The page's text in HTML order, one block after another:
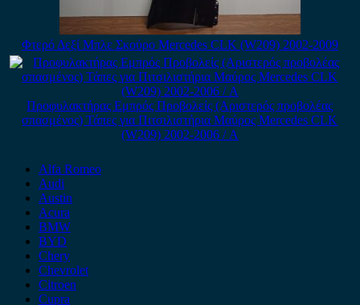
Φτερό Δεξί Μπλε Σκούρο Mercedes CLK (W209) 2002-2009
Προφυλακτήρας Εμπρός Προβολείς (Αριστερός προβολέας
σπασμένος) Τάπες για Πιτσιλιστήρια Μαύρος Mercedes CLK
(W209) 2002-2006 / Α
Alfa Romeo
Audi
Austin
Acura
BMW
BYD
Chery
Chevrolet
Citroen
Cupra